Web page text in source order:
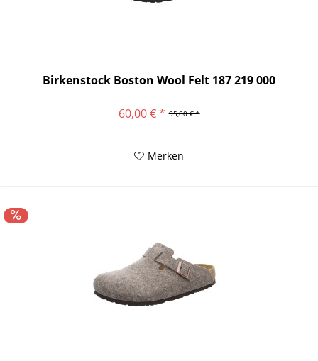
Birkenstock Boston Wool Felt 187 219 000
95,00 € *
60,00 € *
Merken